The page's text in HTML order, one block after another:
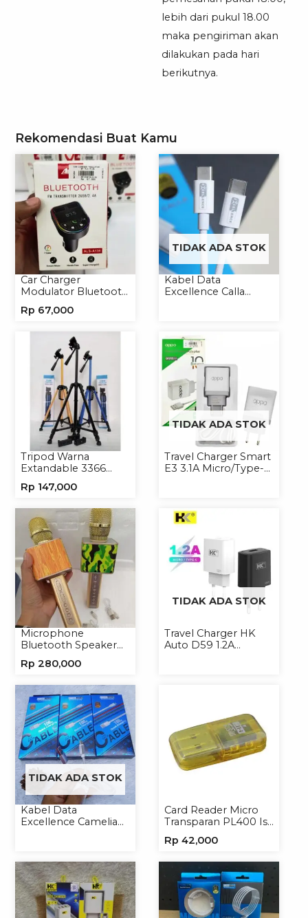
lebih dari pukul 18.00
maka pengiriman akan
dilakukan pada hari
berikutnya.
Rekomendasi Buat Kamu
Car Charger
Modulator Bluetooth
Handphone
Rp 67,000
TIDAK ADA STOK
Kabel Data
Excellence Calla
Tripod Warna
Extandable 3366
Kamera
Rp 147,000
TIDAK ADA STOK
Travel Charger Smart
E3 3.1A Micro/Type-C
Microphone
Bluetooth Speaker
Mikrofon Wireless
Rp 280,000
TIDAK ADA STOK
Travel Charger HK
Auto D59 1.2A
TIDAK ADA STOK
Kabel Data
Excellence Camelia
Card Reader Micro
Transparan PL400 Isi
Rp 42,000